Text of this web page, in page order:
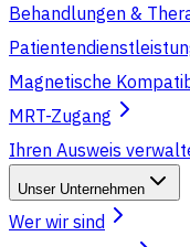
Behandlungen &
Magnetische
MRT-Zugang
Ihren Ausweis
Unser Unternehmen
Wer wir sind